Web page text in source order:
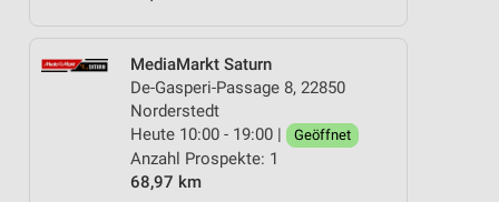
MediaMarkt Saturn
De-Gasperi-Passage 8, 22850
Norderstedt
Heute 10:00 - 19:00 |
Geöffnet
Anzahl Prospekte: 1
68,97 km